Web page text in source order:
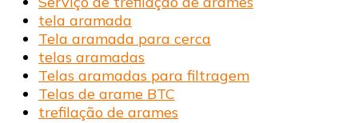
tela aramada
Tela aramada para cerca
telas aramadas
Telas aramadas para filtragem
Telas de arame BTC
trefilação de arames